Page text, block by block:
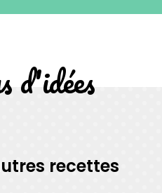
d'idées
recettes